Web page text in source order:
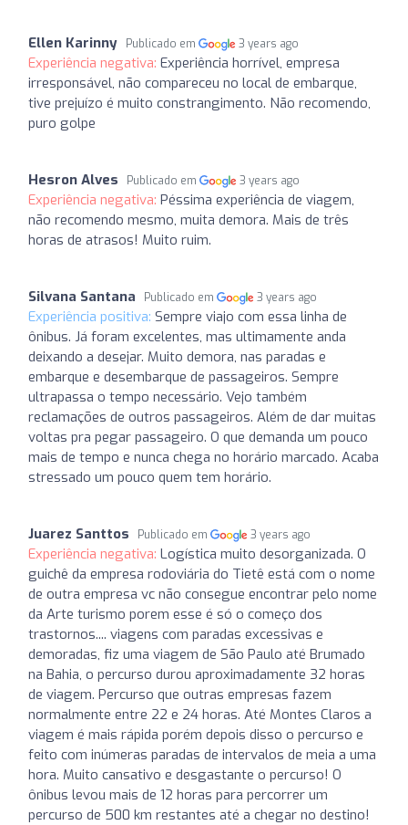
Ellen Karinny Publicado em 3 years ago
Experiência negativa: Experiência horrível, empresa
irresponsável, não compareceu no local de embarque,
tive prejuízo é muito constrangimento. Não recomendo,
puro golpe
Hesron Alves Publicado em 3 years ago
Experiência negativa: Péssima experiência de viagem,
não recomendo mesmo, muita demora. Mais de três
horas de atrasos! Muito ruim.
Silvana Santana Publicado em 3 years ago
Experiência positiva: Sempre viajo com essa linha de
ônibus. Já foram excelentes, mas ultimamente anda
deixando a desejar. Muito demora, nas paradas e
embarque e desembarque de passageiros. Sempre
ultrapassa o tempo necessário. Vejo também
reclamações de outros passageiros. Além de dar muitas
voltas pra pegar passageiro. O que demanda um pouco
mais de tempo e nunca chega no horário marcado. Acaba
stressado um pouco quem tem horário.
Juarez Santtos Publicado em 3 years ago
Experiência negativa: Logística muito desorganizada. O
guichê da empresa rodoviária do Tietê está com o nome
de outra empresa vc não consegue encontrar pelo nome
da Arte turismo porem esse é só o começo dos
trastornos.... viagens com paradas excessivas e
demoradas, fiz uma viagem de São Paulo até Brumado
na Bahia, o percurso durou aproximadamente 32 horas
de viagem. Percurso que outras empresas fazem
normalmente entre 22 e 24 horas. Até Montes Claros a
viagem é mais rápida porém depois disso o percurso e
feito com inúmeras paradas de intervalos de meia a uma
hora. Muito cansativo e desgastante o percurso! O
ônibus levou mais de 12 horas para percorrer um
percurso de 500 km restantes até a chegar no destino!